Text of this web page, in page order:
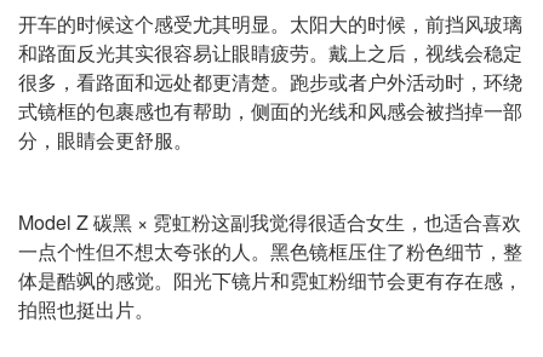
开车的时候这个感受尤其明显。太阳大的时候，前挡风玻璃
和路面反光其实很容易让眼睛疲劳。戴上之后，视线会稳定
很多，看路面和远处都更清楚。跑步或者户外活动时，环绕
式镜框的包裹感也有帮助，侧面的光线和风感会被挡掉一部
分，眼睛会更舒服。
Model Z 碳黑 × 霓虹粉这副我觉得很适合女生，也适合喜欢
一点个性但不想太夸张的人。黑色镜框压住了粉色细节，整
体是酷飒的感觉。阳光下镜片和霓虹粉细节会更有存在感，
拍照也挺出片。